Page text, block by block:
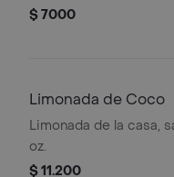
$ 7000
Limonada de Coco
Limonada de la casa,
oz.
$ 11.200